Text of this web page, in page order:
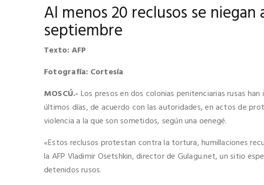
Al menos 20 reclusos se
septiembre
Texto: AFP
Fotografía: Cortesía
MOSCÚ.- Los presos en dos colonias penitenciarias rusas
últimos días, de acuerdo con las autoridades, en actos de
violencia a la que son sometidos, según una oenegé.
«Estos reclusos protestan contra la tortura, humillaciones
la AFP Vladimir Osetshkin, director de Gulagu.net, un sitio
detenidos rusos.